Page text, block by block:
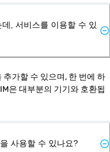
, 서비스를 이용할 수 있
가할 수 있으며, 한 번에 하
은 대부분의 기기와 호환됩
사용할 수 있나요?